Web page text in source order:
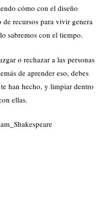
cómo con el diseño
recursos para vivir genera
sabremos con el tiempo.
o rechazar a las personas
de aprender eso, debes
han hecho, y limpiar dentro
ellas.